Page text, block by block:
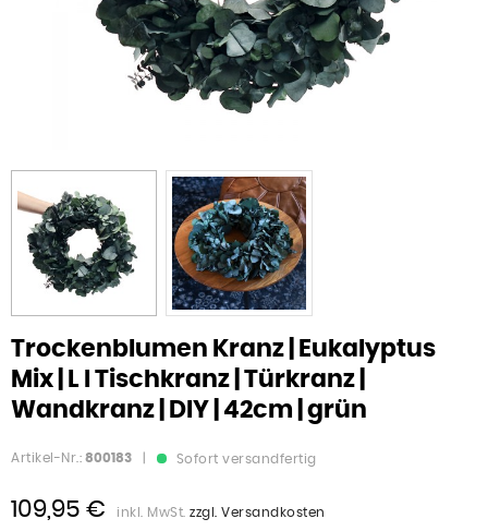
Trockenblumen Kranz | Eukalyptus
Mix | L I Tischkranz | Türkranz |
Wandkranz | DIY | 42cm | grün
Artikel-Nr.: 800183 Sofort versandfertig
109,95 € inkl. MwSt. zzgl. Versandkosten